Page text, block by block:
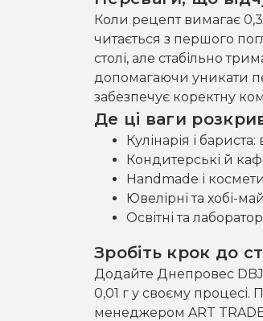
Коли рецепт вимагає
читається з першого
столі, але стабільно
допомагаючи уникати
забезпечує коректну
Де ці ваги
Кулінарія і
Кондитерські й
Handmade і
Ювелірні та хобі-
Освітні та
Зробіть крок до
Додайте Днепровес
0,01 г у своєму процесі.
менеджером ART